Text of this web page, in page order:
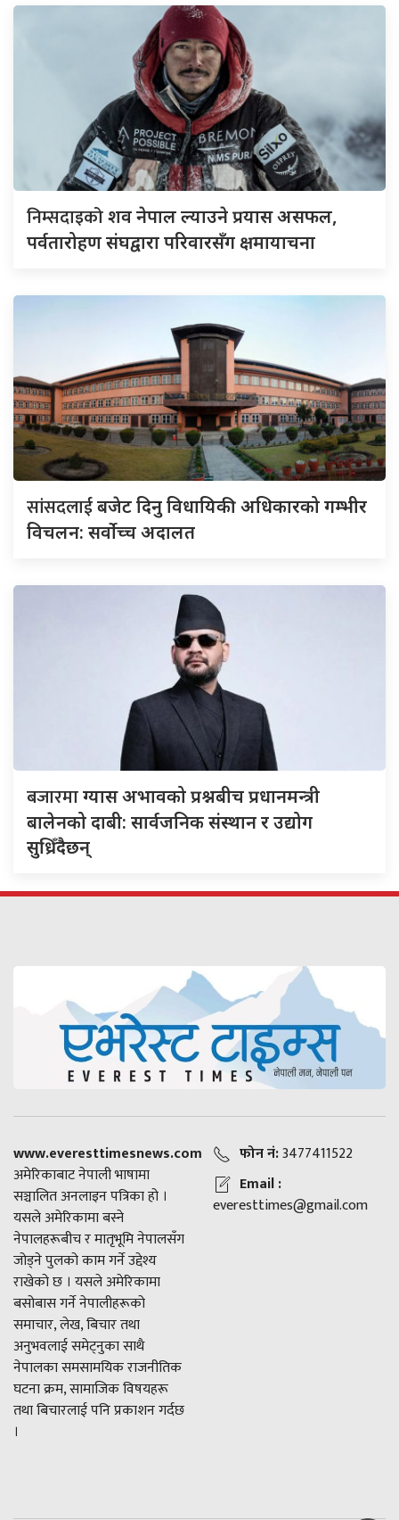
निम्सदाइकोशव नेपाल ल्याउने प्रयास असफल,
पर्वतारोहण संघद्वारा परिवारसँग क्षमायाचना
सांसदलाईबजेट दिनु विधायिकी अधिकारको गम्भीर
विचलन: सर्वोच्च अदालत
बजारमाग्यास अभावको प्रश्नबीच प्रधानमन्त्री
बालेनको दाबी: सार्वजनिक संस्थान र उद्योग
सुध्रिँदैछन्
www.everesttimesnews.com
अमेरिकाबाट नेपाली भाषामा
सञ्चालित अनलाइन पत्रिका हो ।
यसले अमेरिकामा बस्ने
नेपालहरूबीच र मातृभूमि नेपालसँग
जोड्ने पुलको काम गर्ने उद्देश्य
राखेको छ । यसले अमेरिकामा
बसोबास गर्ने नेपालीहरूको
समाचार, लेख, बिचार तथा
अनुभवलाई समेट्नुका साथै
नेपालका समसामयिक राजनीतिक
घटना क्रम, सामाजिक विषयहरू
तथा बिचारलाई पनि प्रकाशन गर्दछ
।
फोन नं:3477411522
Email :
everesttimes@gmail.com